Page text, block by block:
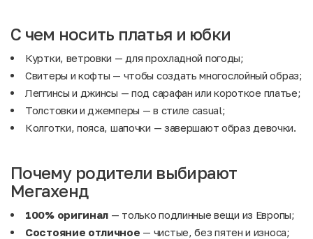
С чем носить платья и юбки
Куртки, ветровки — для прохладной погоды;
Свитеры и кофты — чтобы создать многослойный образ;
Леггинсы и джинсы — под сарафан или короткое платье;
Толстовки и джемперы — в стиле casual;
Колготки, пояса, шапочки — завершают образ девочки.
Почему родители выбирают
Мегахенд
100% оригинал — только подлинные вещи из Европы;
Состояние отличное — чистые, без пятен и износа;